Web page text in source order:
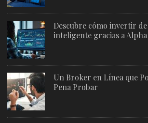
Descubre cómo invertir
inteligente gracias a
Un Broker en Línea que
Pena Probar